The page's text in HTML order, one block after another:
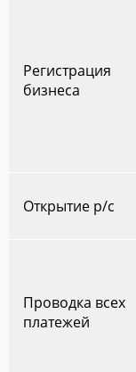
Регистрация
бизнеса
Открытие р/с
Проводка всех
платежей